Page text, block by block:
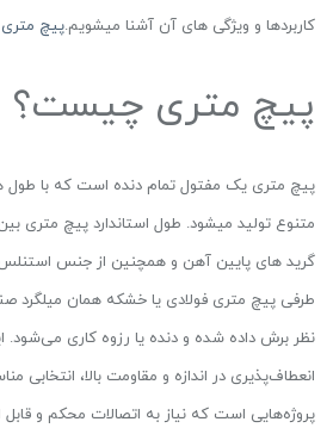
کاربردها و ویژگی های آن آشنا میشویم.پیچ متری
پیچ متری چیست؟
پیچ متری یک مفتول تمام دنده است که با طول
گرید های پایین آهن و همچنین از جنس
طرفی پیچ متری فولادی یا خشکه همان
نظر برش داده شده و دنده یا رزوه کاری می‌شود.
انعطاف‌پذیری در اندازه و مقاومت بالا، انتخابی
پروژه‌هایی است که نیاز به اتصالات محکم و قابل